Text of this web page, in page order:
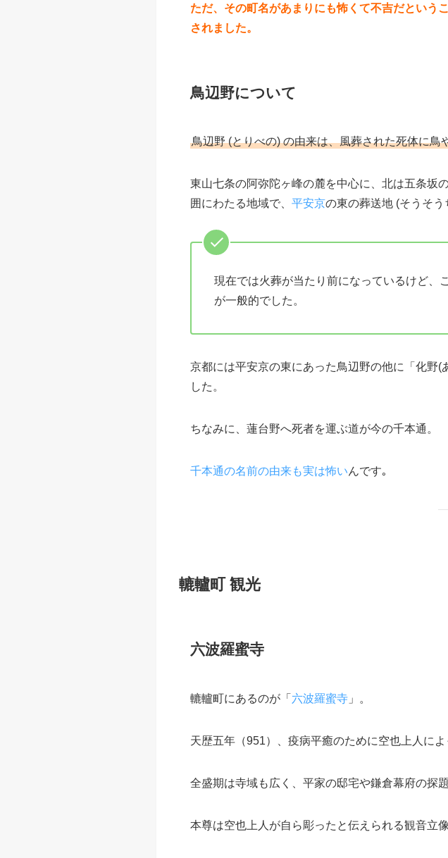
ただ、その町名があまりにも怖くて不吉だという
されました。
鳥辺野について
鳥辺野 (とりべの) の由来は、風葬された死体に
東山七条の阿弥陀ヶ峰の麓を中心に、北は五条坂
囲にわたる地域で、 平安京の東の葬送地 (そうそう
現在では火葬が当たり前になっているけど、
が一般的でした。
京都には平安京の東にあった鳥辺野の他に「化野
した。
ちなみに、蓮台野へ死者を運ぶ道が今の千本通。
千本通の名前の由来も実は怖いんです｡
轆轤町 観光
六波羅蜜寺
轆轤町にあるのが「 六波羅蜜寺 」。
天歴五年（951）、疫病平癒のために空也上人に
全盛期は寺域も広く、平家の邸宅や鎌倉幕府の探
本尊は空也上人が自ら彫ったと伝えられる観音立